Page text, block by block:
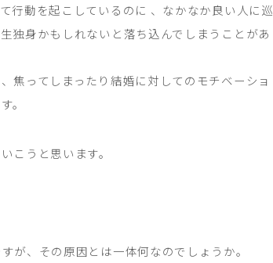
行動を起こしているのに 、なかなか良い人に巡
独身かもしれないと落ち込んでしまうことがあ
焦ってしまったり結婚に対してのモチベーショ
。
こうと思います。
が、その原因とは一体何なのでしょうか。